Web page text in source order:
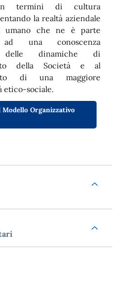
in termini di cultura
la realtà aziendale
umano che ne è parte
ad una conoscenza
delle dinamiche di
della Società e al
di una maggiore
etico-sociale.
Modello Organizzativo